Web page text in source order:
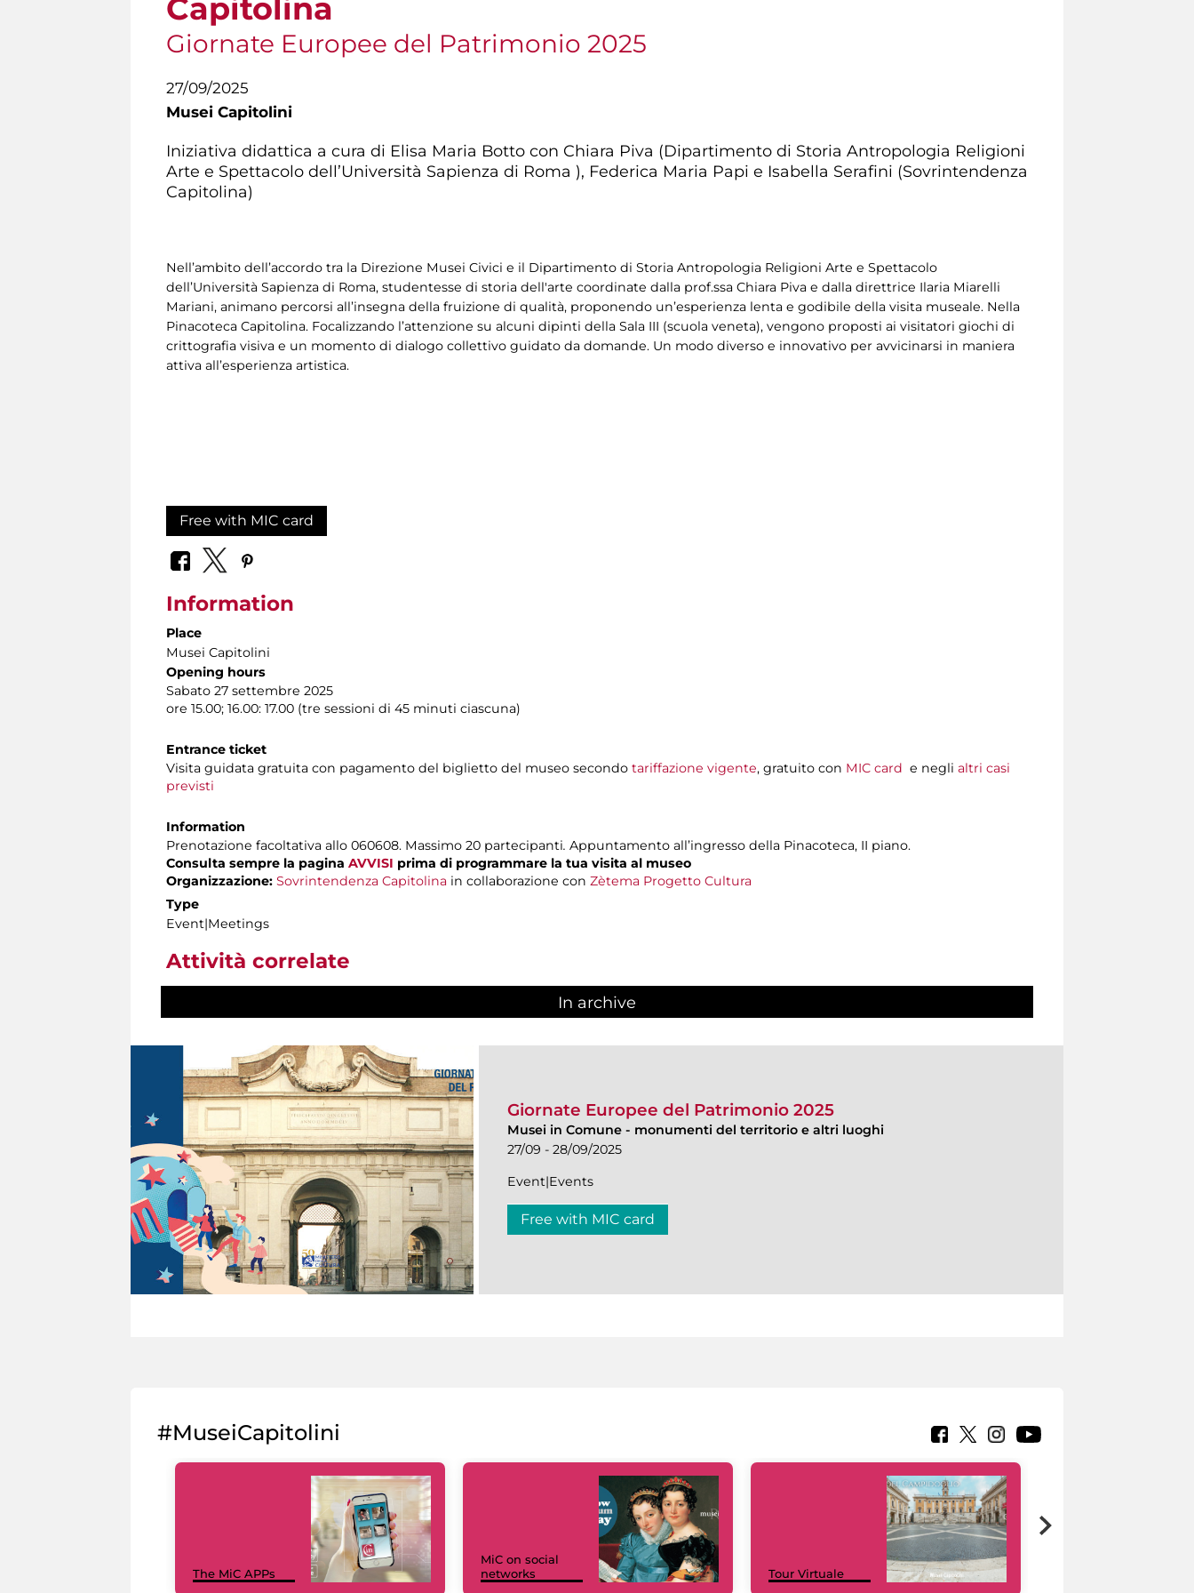
Capitolina
Giornate Europee del Patrimonio 2025
27/09/2025
Musei Capitolini
Iniziativa didattica a cura di Elisa Maria Botto con Chiara Piva (Dipartimento di Storia Antropologia Religioni
Arte e Spettacolo dell’Università Sapienza di Roma ), Federica Maria Papi e Isabella Serafini (Sovrintendenza
Capitolina)
Nell’ambito dell’accordo tra la Direzione Musei Civici e il Dipartimento di Storia Antropologia Religioni Arte e Spettacolo
dell’Università Sapienza di Roma, studentesse di storia dell'arte coordinate dalla prof.ssa Chiara Piva e dalla direttrice Ilaria Miarelli
Mariani, animano percorsi all’insegna della fruizione di qualità, proponendo un’esperienza lenta e godibile della visita museale. Nella
Pinacoteca Capitolina. Focalizzando l’attenzione su alcuni dipinti della Sala III (scuola veneta), vengono proposti ai visitatori giochi di
crittografia visiva e un momento di dialogo collettivo guidato da domande. Un modo diverso e innovativo per avvicinarsi in maniera
attiva all’esperienza artistica.
Free with MIC card
Information
Place
Musei Capitolini
Opening hours
Sabato 27 settembre 2025
ore 15.00; 16.00: 17.00 (tre sessioni di 45 minuti ciascuna)
Entrance ticket
Visita guidata gratuita con pagamento del biglietto del museo secondo tariffazione vigente, gratuito con MIC card e negli altri casi
previsti
Information
Prenotazione facoltativa allo 060608. Massimo 20 partecipanti. Appuntamento all’ingresso della Pinacoteca, II piano.
Consulta sempre la pagina AVVISI prima di programmare la tua visita al museo
Organizzazione: Sovrintendenza Capitolina in collaborazione con Zètema Progetto Cultura
Type
Event|Meetings
Attività correlate
In archive
Giornate Europee del Patrimonio 2025
Musei in Comune - monumenti del territorio e altri luoghi
27/09 - 28/09/2025
Event|Events
Free with MIC card
#MuseiCapitolini
The MiC APPs
MiC on social
networks
Tour Virtuale